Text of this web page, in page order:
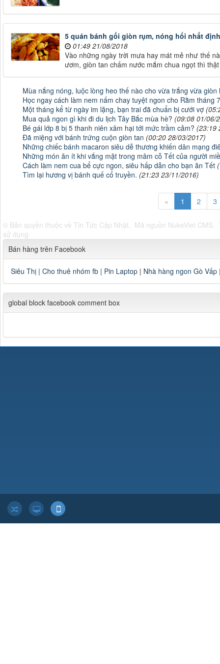
5 quán bánh gối giòn rụm, nóng hổi nhất
01:49 21/08/2018
Vào những ngày trời mưa hay mát mẻ như thế
ươm, giòn tan chấm nước mắm chua ngọt thì
Mùa nắng nóng, luộc lòng heo thế nào cho vừa trắng vừa giòn
Học ngay cách làm nem nấm chay tuyệt ngon cho Rằm tháng 7
Một tháng kể từ ngày im lặng, bạn trai đã chuẩn bị cưới vợ
Mua quả ngon gì khi đi du lịch Tây Bắc mùa hè? (09:08 01/06/
Bé gái lớp 8 bị 5 thanh niên xâm hại tới mức trầm cảm? (23:19
Đã miệng với bánh trứng cuộn giòn tan (00:20 28/03/2017)
Những chiếc bánh macaron siêu dễ thương khiến dân mạng
Những món ăn ít khi vắng mặt trong mâm cỗ Tết của người
Cách làm nem cua bể cực ngon, siêu hấp dẫn cho bạn ăn Tết
Tìm lại hương vị bánh quế cổ truyền. (21:23 23/11/2016)
« 1 2 3
© Bản quyền thuộc về Tin Tức Cập Nhật Mã nguồn NukeViet CMS
sử dụng
Bán hàng trên Facebook
Siêu Thị | Cho thuê nhóm fb | Pin Laptop | Nhà hàng ngon Gò Vấp
global block facebook comment box